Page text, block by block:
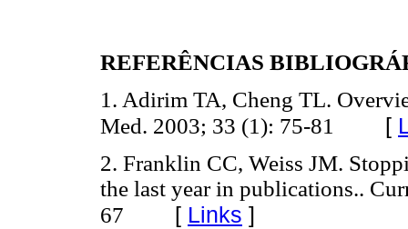
REFERÊNCIAS
1. Adirim TA, Cheng TL.
Med. 2003; 33 (1): 75-81
[
2. Franklin CC, Weiss JM.
the last year in publications..
67 [ Links ]